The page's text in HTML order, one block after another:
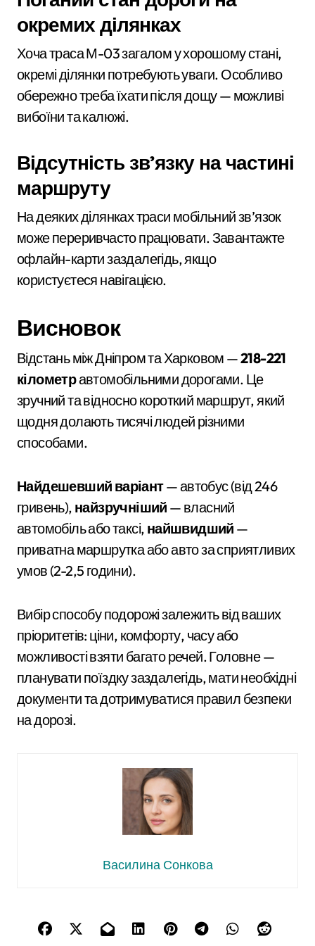
окремих ділянках
Хоча траса М-03 загалом у хорошому стані,
окремі ділянки потребують уваги. Особливо
обережно треба їхати після дощу — можливі
вибоїни та калюжі.
Відсутність зв’язку на частині
маршруту
На деяких ділянках траси мобільний зв’язок
може переривчасто працювати. Завантажте
офлайн-карти заздалегідь, якщо
користуєтеся навігацією.
Висновок
Відстань між Дніпром та Харковом —218-221
кілометравтомобільними дорогами. Це
зручний та відносно короткий маршрут, який
щодня долають тисячі людей різними
способами.
Найдешевший варіант— автобус (від 246
гривень), найзручніший — власний
автомобіль або таксі, найшвидший —
приватна маршрутка або авто за сприятливих
умов (2-2,5 години).
Вибір способу подорожі залежить від ваших
пріоритетів: ціни, комфорту, часу або
можливості взяти багато речей. Головне —
планувати поїздку заздалегідь, мати необхідні
документи та дотримуватися правил безпеки
на дорозі.
Василина Сонкова